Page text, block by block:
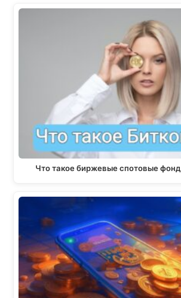
Что такое биржевые спотовые